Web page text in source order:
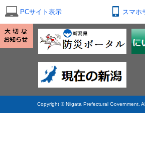
PCサイト表示 スマホ
Copyright © Niigata Prefectural Government.